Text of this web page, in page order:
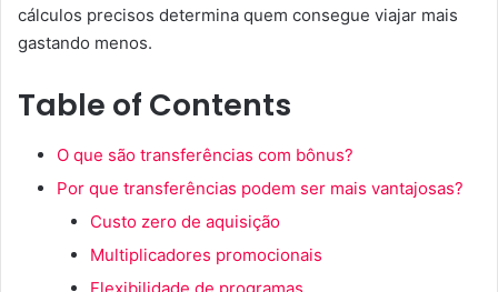
cálculos precisos determina quem consegue viajar mais
gastando menos.
Table of Contents
O que são transferências com bônus?
Por que transferências podem ser mais vantajosas?
Custo zero de aquisição
Multiplicadores promocionais
Flexibilidade de programas